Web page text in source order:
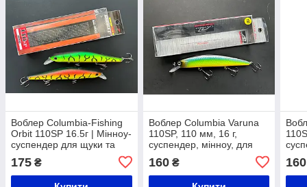
Воблер Columbia-Fishing
Orbit 110SP 16.5г | Мінноу-
суспендер для щуки та
судака | Японська якість
175 ₴
Воблер Columbia Varuna
110SP, 110 мм, 16 г,
суспендер, мінноу, для
щуки та окуня | Японська
якість
160₴ 160